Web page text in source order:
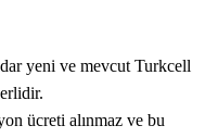
yeni ve mevcut Turkcell
ücreti alınmaz ve bu